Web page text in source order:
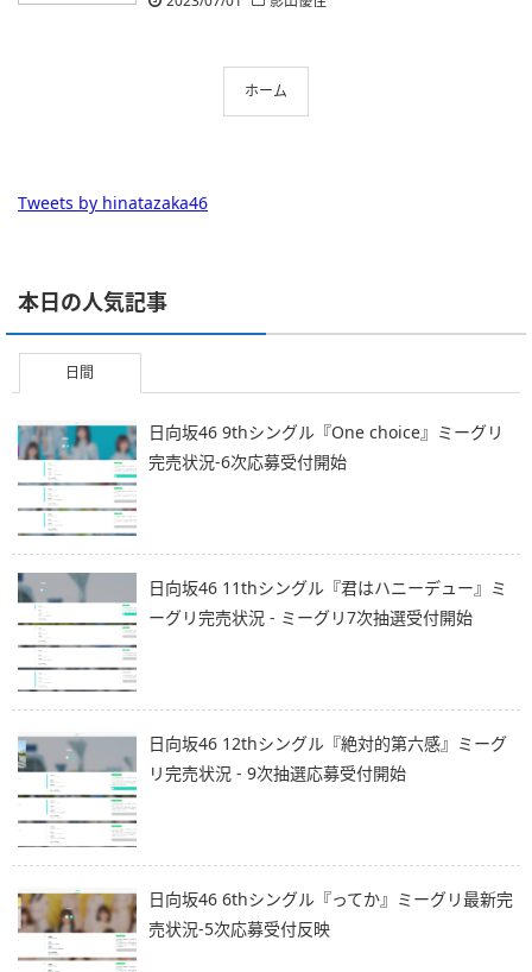
ホーム
Tweets by hinatazaka46
本日の人気記事
日間
日向坂46 9thシングル『One choice』ミーグリ
完売状況-6次応募受付開始
日向坂46 11thシングル『君はハニーデュー』ミ
ーグリ完売状況 - ミーグリ7次抽選受付開始
日向坂46 12thシングル『絶対的第六感』ミーグ
リ完売状況 - 9次抽選応募受付開始
日向坂46 6thシングル『ってか』ミーグリ最新完
売状況-5次応募受付反映